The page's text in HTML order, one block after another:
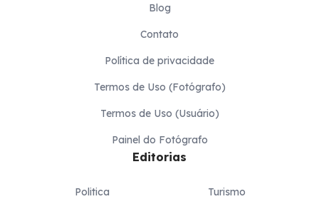
Blog
Contato
Política de privacidade
Termos de Uso (Fotógrafo)
Termos de Uso (Usuário)
Painel do Fotógrafo
Editorias
Politica Turismo